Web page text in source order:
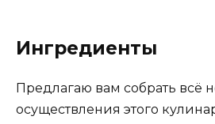
Ингредиенты
Предлагаю вам собрать всё
осуществления этого